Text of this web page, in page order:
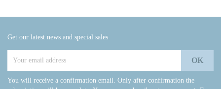
Get our latest news and special sales
You will receive a confirmation email. Only after confirmation the